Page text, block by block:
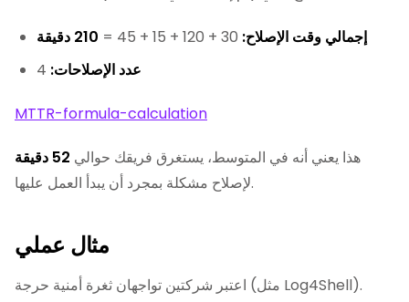
إجمالي وقت الإصلاح:
210 دقيقة
عدد الإصلاحات:
MTTR-formula-calculation
هذا يعني أنه في المتوسط، يستغرق فريقك حوالي 52 دقيقة
لإصلاح مشكلة بمجرد أن يبدأ العمل عليها.
مثال عملي
اعتبر شركتين تواجهان ثغرة أمنية حرجة (مثل Log4Shell).